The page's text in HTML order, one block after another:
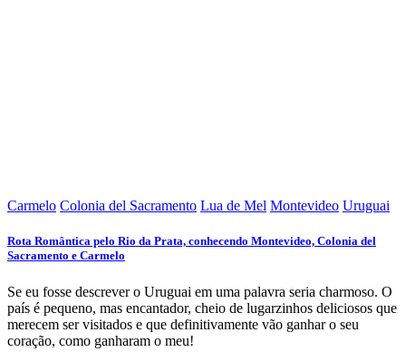
Carmelo Colonia del Sacramento Lua de Mel Montevideo Uruguai
Rota Romântica pelo Rio da Prata, conhecendo Montevideo, Colonia del
Sacramento e Carmelo
Se eu fosse descrever o Uruguai em uma palavra seria charmoso. O
país é pequeno, mas encantador, cheio de lugarzinhos deliciosos que
merecem ser visitados e que definitivamente vão ganhar o seu
coração, como ganharam o meu!